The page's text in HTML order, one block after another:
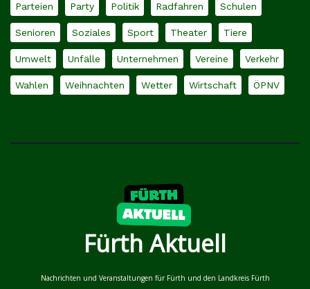
Parteien Party Politik Radfahren Schulen
Senioren Soziales Sport Theater Tiere
Umwelt Unfälle Unternehmen Vereine Verkehr
Wahlen Weihnachten Wetter Wirtschaft ÖPNV
Fürth Aktuell
Nachrichten und Veranstaltungen für Fürth und den Landkreis Fürth